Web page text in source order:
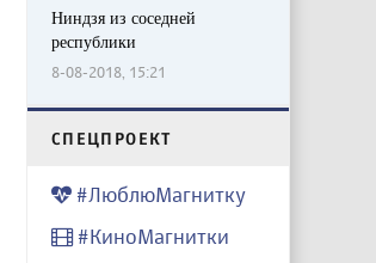
Ниндзя из соседней
республики
8-08-2018, 15:21
CПЕЦПРОЕКТ
#ЛюблюМагнитку
#КиноМагнитки